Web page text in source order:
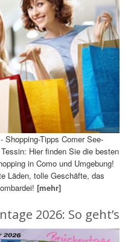
Shopping-Tipps Comer See-
Hier finden Sie die besten
in Como und Umgebung!
Läden, tolle Geschäfte, das
[mehr]
2026: So geht’s